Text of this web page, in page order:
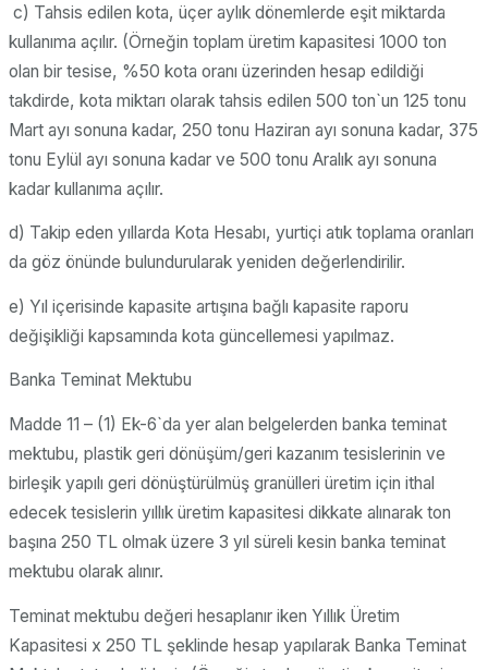
c) Tahsis edilen kota, üçer aylık dönemlerde eşit miktarda
kullanıma açılır. (Örneğin toplam üretim kapasitesi 1000 ton
olan bir tesise, %50 kota oranı üzerinden hesap edildiği
takdirde, kota miktarı olarak tahsis edilen 500 ton`un 125 tonu
Mart ayı sonuna kadar, 250 tonu Haziran ayı sonuna kadar, 375
tonu Eylül ayı sonuna kadar ve 500 tonu Aralık ayı sonuna
kadar kullanıma açılır.
d) Takip eden yıllarda Kota Hesabı, yurtiçi atık toplama oranları
da göz önünde bulundurularak yeniden değerlendirilir.
e) Yıl içerisinde kapasite artışına bağlı kapasite raporu
değişikliği kapsamında kota güncellemesi yapılmaz.
Banka Teminat Mektubu
Madde 11 – (1) Ek-6`da yer alan belgelerden banka teminat
mektubu, plastik geri dönüşüm/geri kazanım tesislerinin ve
birleşik yapılı geri dönüştürülmüş granülleri üretim için ithal
edecek tesislerin yıllık üretim kapasitesi dikkate alınarak ton
başına 250 TL olmak üzere 3 yıl süreli kesin banka teminat
mektubu olarak alınır.
Teminat mektubu değeri hesaplanır iken Yıllık Üretim
Kapasitesi x 250 TL şeklinde hesap yapılarak Banka Teminat